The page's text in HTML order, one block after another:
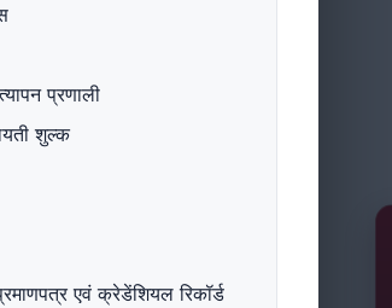
प्रणाली
शुल्क
एवं क्रेडेंशियल रिकॉर्ड